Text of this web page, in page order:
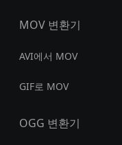
MOV 변환기
AVI에서 MOV
GIF로 MOV
OGG 변환기